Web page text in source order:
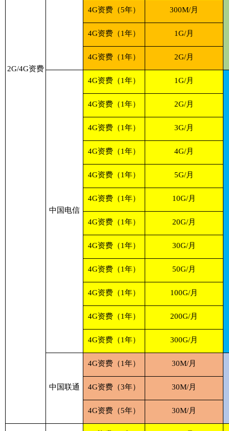
2G/4G资费
4G资费（5年） 300M/月
4G资费（1年） 1G/月
4G资费（1年） 2G/月
中国电信
4G资费（1年） 1G/月
4G资费（1年） 2G/月
4G资费（1年） 3G/月
4G资费（1年） 4G/月
4G资费（1年） 5G/月
4G资费（1年） 10G/月
4G资费（1年） 20G/月
4G资费（1年） 30G/月
4G资费（1年） 50G/月
4G资费（1年） 100G/月
4G资费（1年） 200G/月
4G资费（1年） 300G/月
中国联通
4G资费（1年） 30M/月
4G资费（3年） 30M/月
4G资费（5年） 30M/月